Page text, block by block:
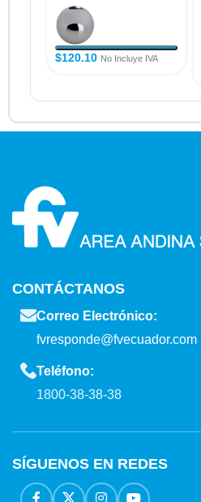
$120.10 No Incluye IVA
CONTÁCTANOS
Correo Electrónico:
fvresponde@fvecuador.com
Teléfono:
1800-38-38-38
SÍGUENOS EN REDES